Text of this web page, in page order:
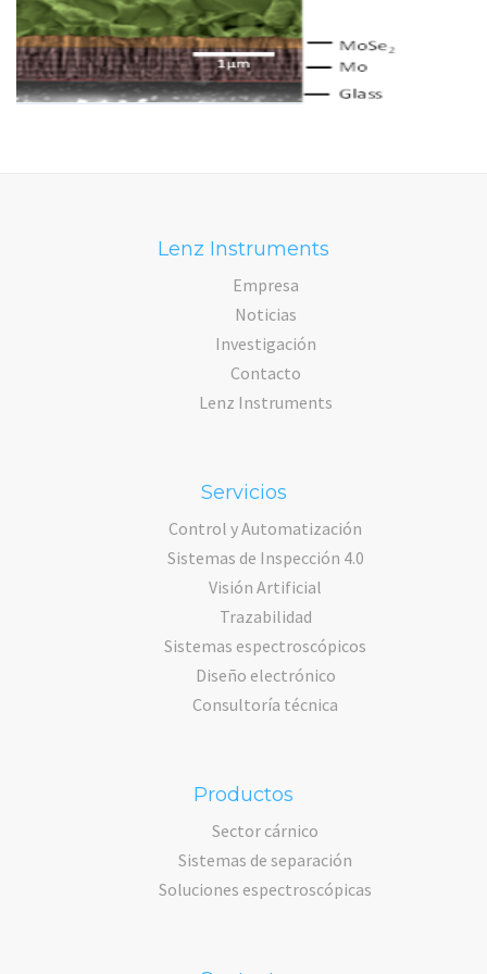
Lenz Instruments
Empresa
Noticias
Investigación
Contacto
Lenz Instruments
Servicios
Control y Automatización
Sistemas de Inspección 4.0
Visión Artificial
Trazabilidad
Sistemas espectroscópicos
Diseño electrónico
Consultoría técnica
Productos
Sector cárnico
Sistemas de separación
Soluciones espectroscópicas